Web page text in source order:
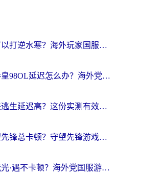
国外可不可以打逆水寒？海外玩家国服畅玩终极指南（附漫威荒野乱斗加速方案）
在国外玩拳皇98OL延迟怎么办？海外党亲测有效的低延迟指南
国外打地铁逃生延迟高？这份实测有效的低延迟指南帮你吃鸡
海外玩守望先锋总卡顿？守望先锋游戏加速器在哪里买&避坑指南（附欧洲非洲游戏实测）
台湾怎么玩光·遇不卡顿？海外党国服游戏加速终极攻略（附实测体验）